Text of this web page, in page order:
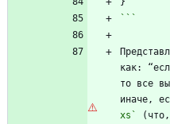
```
как:
то все
иначе,
xs`
(что,